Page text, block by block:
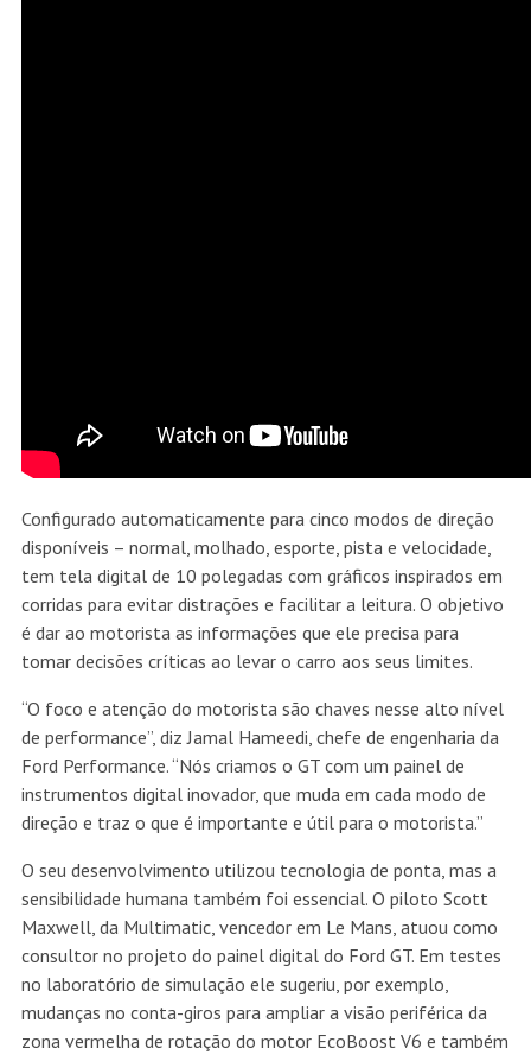
Configurado automaticamente para cinco modos de direção
disponíveis – normal, molhado, esporte, pista e velocidade,
tem tela digital de 10 polegadas com gráficos inspirados em
corridas para evitar distrações e facilitar a leitura. O objetivo
é dar ao motorista as informações que ele precisa para
tomar decisões críticas ao levar o carro aos seus limites.
“O foco e atenção do motorista são chaves nesse alto nível
de performance”, diz Jamal Hameedi, chefe de engenharia da
Ford Performance. “Nós criamos o GT com um painel de
instrumentos digital inovador, que muda em cada modo de
direção e traz o que é importante e útil para o motorista.”
O seu desenvolvimento utilizou tecnologia de ponta, mas a
sensibilidade humana também foi essencial. O piloto Scott
Maxwell, da Multimatic, vencedor em Le Mans, atuou como
consultor no projeto do painel digital do Ford GT. Em testes
no laboratório de simulação ele sugeriu, por exemplo,
mudanças no conta-giros para ampliar a visão periférica da
zona vermelha de rotação do motor EcoBoost V6 e também